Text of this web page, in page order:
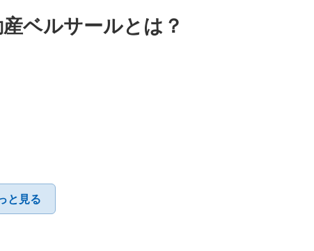
ベルサールとは？
ジウム・記念式典などフォーマルなビジネスシーンか
と見る